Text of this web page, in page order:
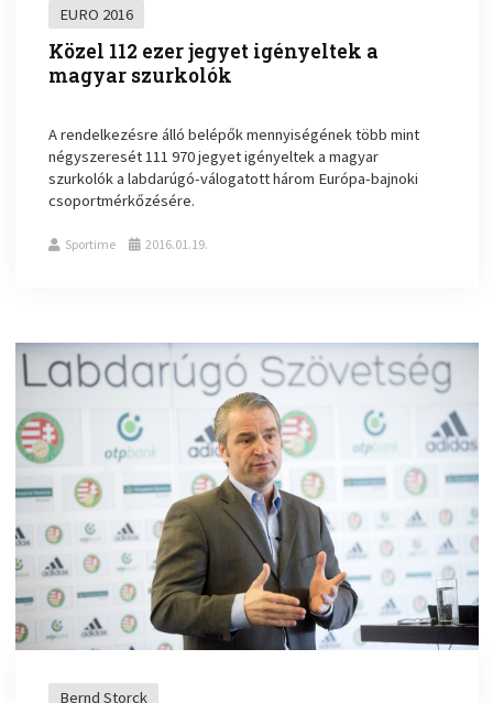
EURO 2016
Közel 112 ezer jegyet igényeltek a
magyar szurkolók
A rendelkezésre álló belépők mennyiségének több mint
négyszeresét 111 970 jegyet igényeltek a magyar
szurkolók a labdarúgó-válogatott három Európa-bajnoki
csoportmérkőzésére.
Sportime 2016.01.19.
Bernd Storck